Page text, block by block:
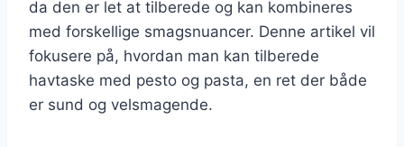
da den er let at tilberede og kan kombineres
med forskellige smagsnuancer. Denne artikel vil
fokusere på, hvordan man kan tilberede
havtaske med pesto og pasta, en ret der både
er sund og velsmagende.